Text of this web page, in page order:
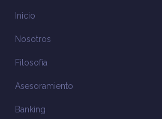
Inicio
Nosotros
Filosofía
Asesoramiento
Banking